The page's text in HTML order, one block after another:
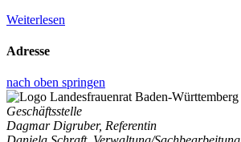
Weiterlesen
Adresse
nach oben springen
Geschäftsstelle
Dagmar Digruber, Referentin